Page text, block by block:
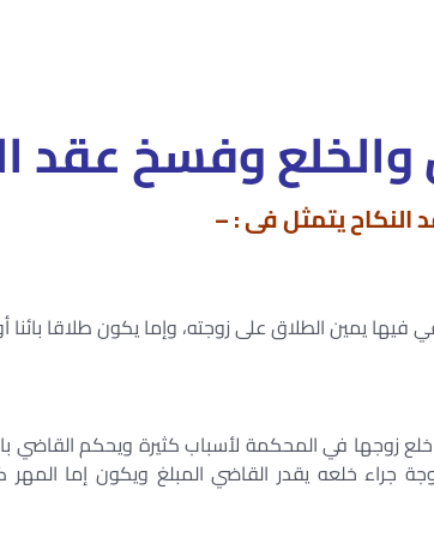
والخلع وفسخ عقد
النكاح يتمثل فى : –
يمين الطلاق على زوجته، وإما يكون طلاقا بائنا
زوجها في المحكمة لأسباب كثيرة ويحكم القاضي
جراء خلعه يقدر القاضي المبلغ ويكون إما المهر